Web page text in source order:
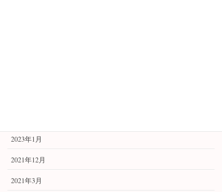
2023年1月
2021年12月
2021年3月